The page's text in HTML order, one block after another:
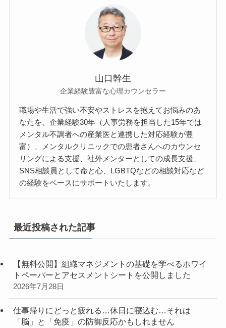
山口幹生
企業経験豊富な心理カウンセラー
職場や生活で強い不安やストレスを抱えてお悩みのあ
なたを、企業経験30年（人事労務を担当した15年では
メンタル不調者への産業医と連携した対応経験が豊
富）、メンタルクリニックでの患者さんへのカウンセ
リングによる支援、社外メンターとしての成長支援、
SNS相談員として命と心、LGBTQなどの相談対応など
の経験をベースにサポートいたします。
最近投稿された記事
【無料公開】組織マネジメントの基礎を学べるホワイ
トペーパーとアセスメントシートを公開しました
2026年7月28日
仕事帰りにどっと疲れる…休日に寝込む…それは
「脳」と「免疫」の防御反応かもしれません